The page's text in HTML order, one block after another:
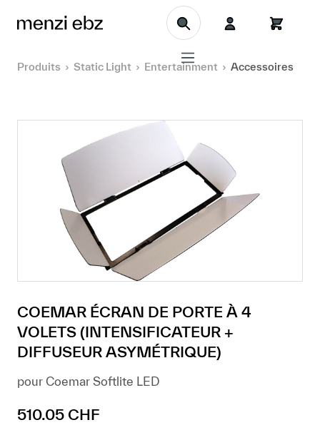
Aller au contenu principal
Produits Static Light Entertainment Accessoires
COEMAR ÉCRAN DE PORTE À 4
VOLETS (INTENSIFICATEUR +
DIFFUSEUR ASYMÉTRIQUE)
pour Coemar Softlite LED
Prix régulier :
510.05 CHF